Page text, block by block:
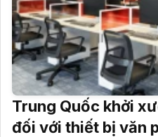
Trung Quốc khởi
đối với thiết bị văn